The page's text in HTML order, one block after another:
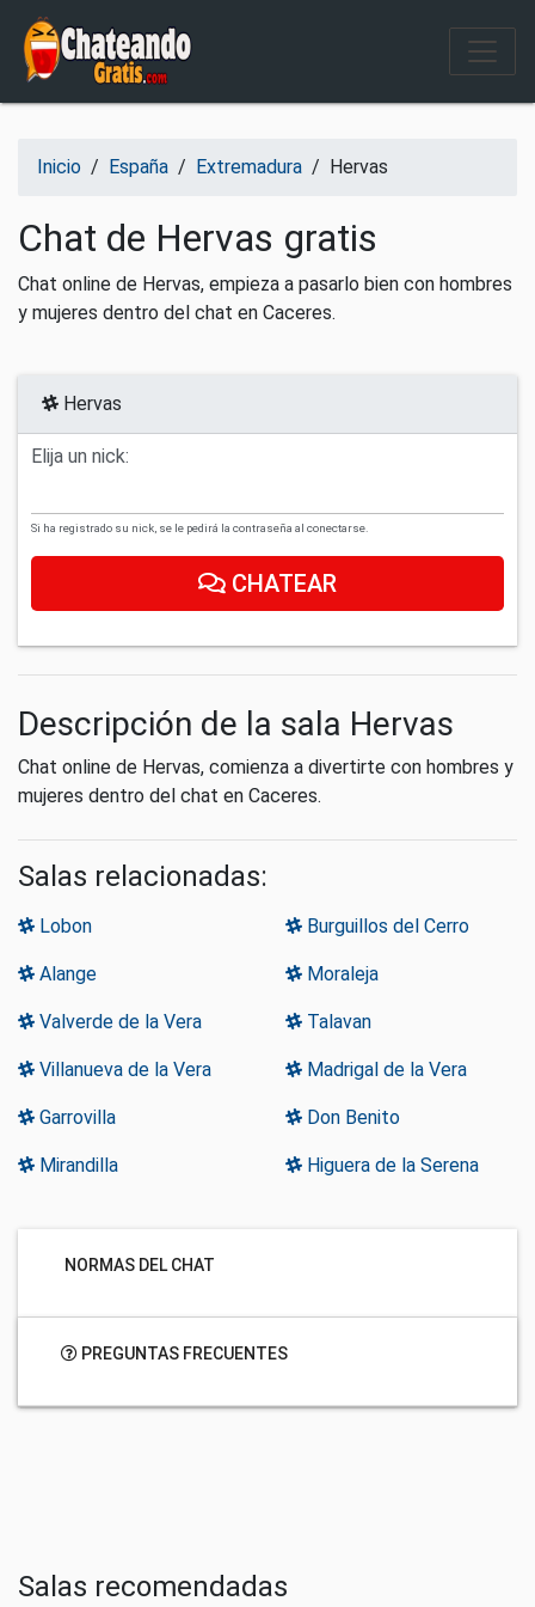
Salir del contenido
Inicio / España / Extremadura / Hervas
Chat de Hervas gratis
Chat online de Hervas, empieza a pasarlo bien con hombres
y mujeres dentro del chat en Caceres.
Hervas
Elija un nick:
Si ha registrado su nick, se le pedirá la contraseña al conectarse.
CHATEAR
Descripción de la sala Hervas
Chat online de Hervas, comienza a divertirte con hombres y
mujeres dentro del chat en Caceres.
Salas relacionadas:
Lobon Burguillos del Cerro
Alange Moraleja
Valverde de la Vera Talavan
Villanueva de la Vera Madrigal de la Vera
Garrovilla Don Benito
Mirandilla Higuera de la Serena
NORMAS DEL CHAT
PREGUNTAS FRECUENTES
Salas recomendadas